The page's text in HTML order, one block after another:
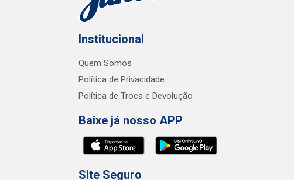
Institucional
Quem Somos
Política de Privacidade
Política de Troca e Devolução
Baixe já nosso APP
Site Seguro